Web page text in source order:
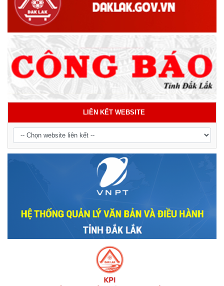
LIÊN KẾT WEBSITE